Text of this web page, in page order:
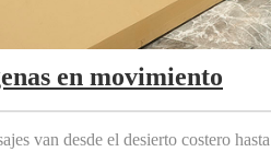
en movimiento
van desde el desierto costero